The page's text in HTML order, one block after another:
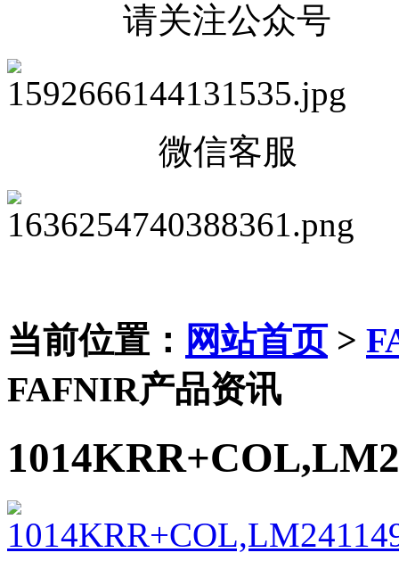
请关注公众号
微信客服
当前位置： 网站首页>
FAFNIR产品资讯